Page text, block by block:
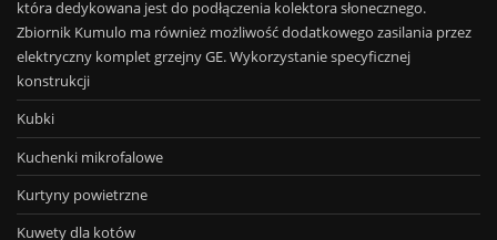
która dedykowana jest do podłączenia kolektora słonecznego.
Zbiornik Kumulo ma również możliwość dodatkowego zasilania przez
elektryczny komplet grzejny GE. Wykorzystanie specyficznej
konstrukcji
Kubki
Kuchenki mikrofalowe
Kurtyny powietrzne
Kuwety dla kotów